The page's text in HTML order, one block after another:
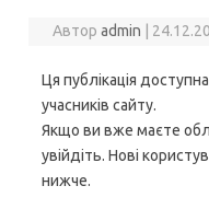
Авторadmin
Ця публікація
учасників сайту.
Якщо ви вже маєте
увійдіть. Нові
нижче.